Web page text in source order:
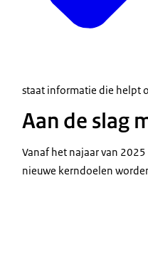
staat informatie die helpt
Aan de slag
Vanaf het najaar van
nieuwe kerndoelen